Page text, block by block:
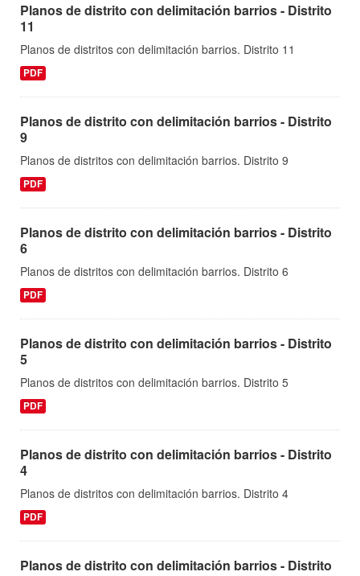
Planos de distrito con delimitación barrios - Distrito
11
Planos de distritos con delimitación barrios. Distrito 11
PDF
Planos de distrito con delimitación barrios - Distrito
9
Planos de distritos con delimitación barrios. Distrito 9
PDF
Planos de distrito con delimitación barrios - Distrito
6
Planos de distritos con delimitación barrios. Distrito 6
PDF
Planos de distrito con delimitación barrios - Distrito
5
Planos de distritos con delimitación barrios. Distrito 5
PDF
Planos de distrito con delimitación barrios - Distrito
4
Planos de distritos con delimitación barrios. Distrito 4
PDF
Planos de distrito con delimitación barrios - Distrito